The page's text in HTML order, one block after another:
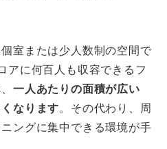
室または少人数制の空間で
アに何百人も収容できるフ
一人あたりの面積が広い
なります。その代わり、周
ングに集中できる環境が手